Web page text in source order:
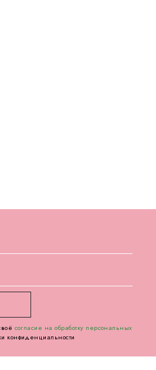
согласие на обработку персональных
конфиденциальности